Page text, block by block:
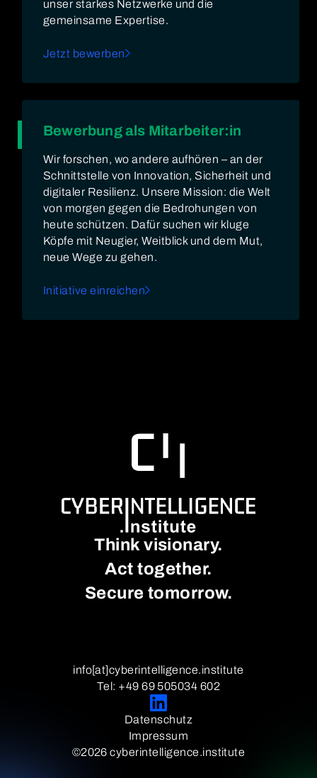
unser starkes Netzwerke und die
gemeinsame Expertise.
Jetzt bewerben
Bewerbung als Mitarbeiter:in
Wir forschen, wo andere aufhören – an der
Schnittstelle von Innovation, Sicherheit und
digitaler Resilienz. Unsere Mission: die Welt
von morgen gegen die Bedrohungen von
heute schützen. Dafür suchen wir kluge
Köpfe mit Neugier, Weitblick und dem Mut,
neue Wege zu gehen.
Initiative einreichen
Think visionary.
Act together.
Secure tomorrow.
©2026 cyberintelligence.institute
Impressum
Datenschutz
Tel: +49 69 505034 602
info[at]cyberintelligence.institute